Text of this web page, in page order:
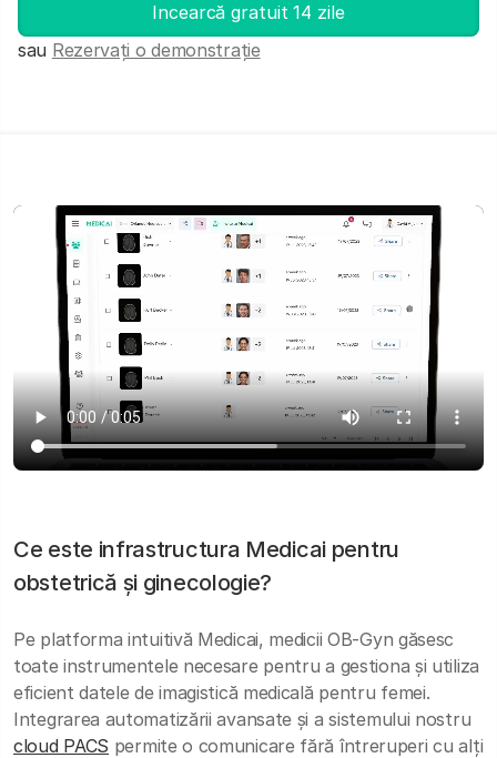
Incearcă gratuit 14 zile
sau Rezervați o demonstrație
Ce este infrastructura Medicai pentru
obstetrică și ginecologie?
Pe platforma intuitivă Medicai, medicii OB-Gyn găsesc
toate instrumentele necesare pentru a gestiona și utiliza
eficient datele de imagistică medicală pentru femei.
Integrarea automatizării avansate și a sistemului nostru
cloud PACS permite o comunicare fără întreruperi cu alți